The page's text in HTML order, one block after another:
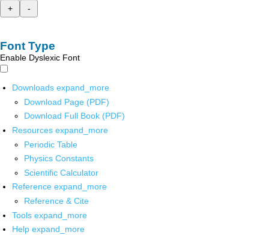
+
-
Font Type
Enable Dyslexic Font
Downloads expand_more
Download Page (PDF)
Download Full Book (PDF)
Resources expand_more
Periodic Table
Physics Constants
Scientific Calculator
Reference expand_more
Reference & Cite
Tools expand_more
Help expand_more